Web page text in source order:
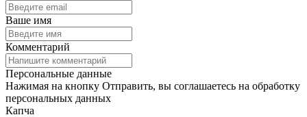
Ваше имя
Комментарий
Персональные данные
Нажимая на кнопку Отправить, вы соглашаетесь на обработку
персональных данных
Капча